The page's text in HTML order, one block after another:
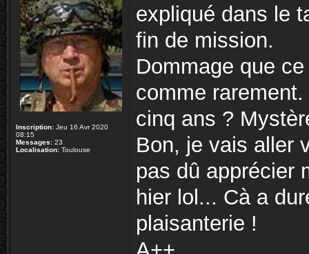
Inscription: Jeu 16 Avr 2020
08:15
Messages: 23
Localisation: Toulouse
expliqué dans le
fin de mission.
Dommage que
comme
cinq ans ?
Bon, je vais aller
pas dû apprécier
hier lol... Cà a
plaisanterie !
A++